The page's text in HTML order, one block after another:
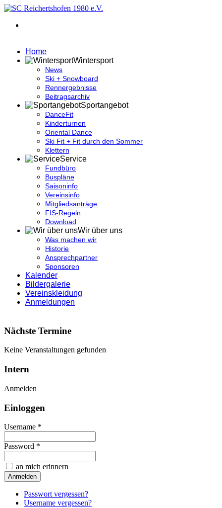
Home
Wintersport
News
Ski + Snowboard
Rennergebnisse
Beitragsarchiv
Sportangebot
DanceFit
Kinderturnen
Oriental Dance
Ski Fit + Fit durch den Sommer
Klettern
Service
Fundbüro
Buspläne
Saisoninfo
Vereinsinfo
Mitgliedsanträge
FIS-Regeln
Download
Wir über uns
Was machen wir
Historie
Ansprechpartner
Sponsoren
Kalender
Bildergalerie
Vereinskleidung
Anmeldungen
Nächste Termine
Keine Veranstaltungen gefunden
Intern
Anmelden
Einloggen
Username *
Password *
an mich erinnern
Passwort vergessen?
Username vergessen?